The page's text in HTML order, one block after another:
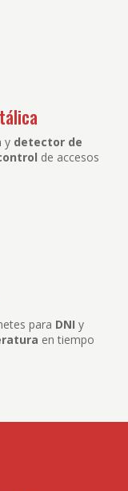
y detector de
de accesos
para DNI y
en tiempo